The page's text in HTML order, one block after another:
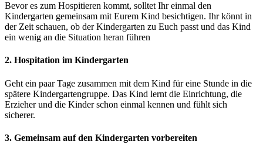
Bevor es zum Hospitieren kommt, solltet Ihr einmal den
Kindergarten gemeinsam mit Eurem Kind besichtigen. Ihr könnt in
der Zeit schauen, ob der Kindergarten zu Euch passt und das Kind
ein wenig an die Situation heran führen
2. Hospitation im Kindergarten
Geht ein paar Tage zusammen mit dem Kind für eine Stunde in die
spätere Kindergartengruppe. Das Kind lernt die Einrichtung, die
Erzieher und die Kinder schon einmal kennen und fühlt sich
sicherer.
3. Gemeinsam auf den Kindergarten vorbereiten